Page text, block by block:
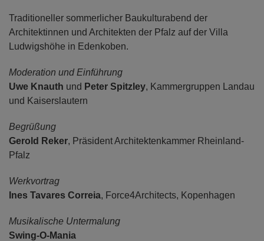
Traditioneller sommerlicher Baukulturabend der
Architektinnen und Architekten der Pfalz auf der Villa
Ludwigshöhe in Edenkoben.
Moderation und Einführung
Uwe Knauth und Peter Spitzley, Kammergruppen Landau
und Kaiserslautern
Begrüßung
Gerold Reker, Präsident Architektenkammer Rheinland-
Pfalz
Werkvortrag
Ines Tavares Correia, Force4Architects, Kopenhagen
Musikalische Untermalung
Swing-O-Mania